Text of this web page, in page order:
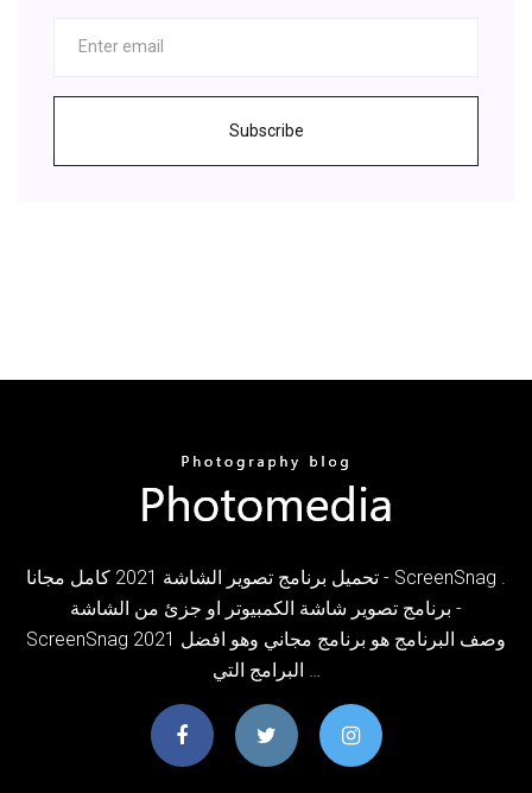
Subscribe
تحميل برنامج تصوير الشاشة 2021 كامل مجانا - ScreenSnag .
برنامج تصوير شاشة الكمبيوتر او جزئ من الشاشة -
ScreenSnag 2021 وصف البرنامج هو برنامج مجاني وهو افضل